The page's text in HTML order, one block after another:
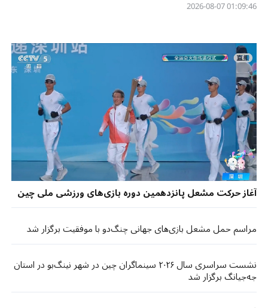
01:09:46 2026-08-07
آغاز حرکت مشعل پانزدهمین دوره بازی‌های ورزشی ملی چین
مراسم حمل مشعل بازی‌های جهانی چنگ‌دو با موفقیت برگزار شد
نشست سراسری سال ۲۰۲۶ سینماگران چین در شهر نینگ‌بو در استان
جه‌جیانگ برگزار شد